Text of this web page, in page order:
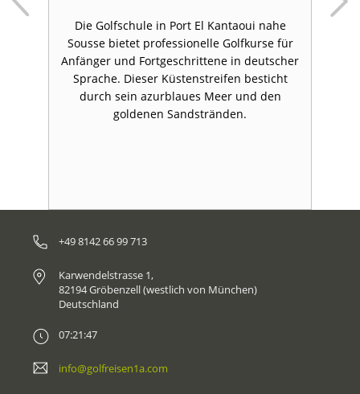
Die Golfschule in Port El Kantaoui nahe
Sousse bietet professionelle Golfkurse für
Anfänger und Fortgeschrittene in deutscher
Sprache. Dieser Küstenstreifen besticht
durch sein azurblaues Meer und den
goldenen Sandstränden.
+49 8142 66 99 713
Karwendelstrasse 1,
82194 Gröbenzell (westlich von München)
Deutschland
07:21:47
info@golfreisen1a.com